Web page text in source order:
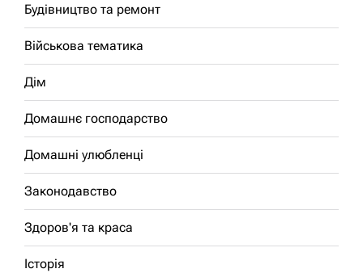
Будівництво та ремонт
Військова тематика
Дім
Домашнє господарство
Домашні улюбленці
Законодавство
Здоров'я та краса
Історія